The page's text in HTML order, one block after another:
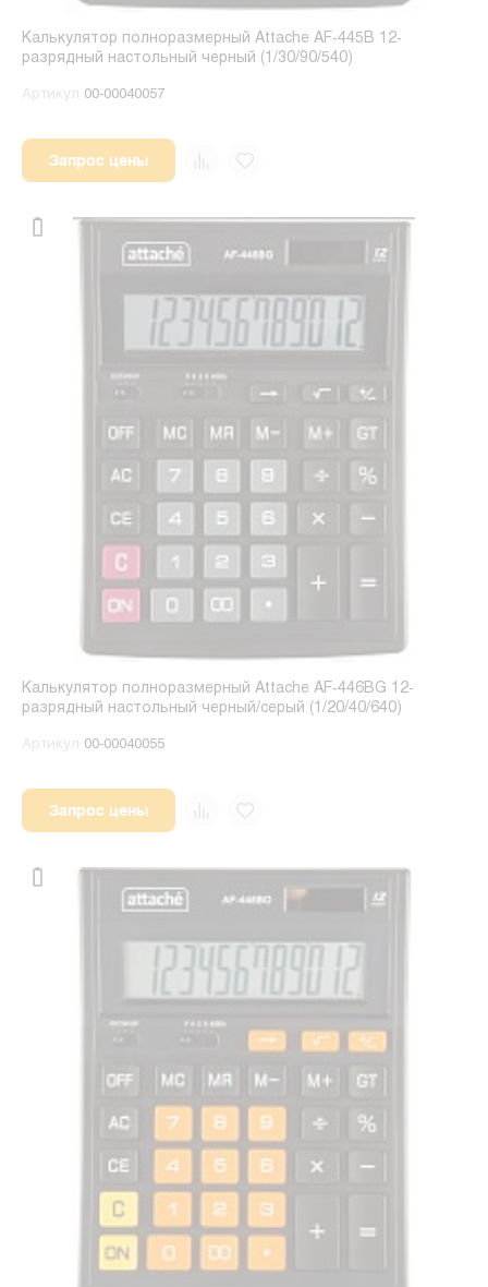
Калькулятор полноразмерный Attache AF-445B 12-
разрядный настольный черный (1/30/90/540)
Артикул 00-00040057
Запрос цены
Калькулятор полноразмерный Attache AF-446BG 12-
разрядный настольный черный/серый (1/20/40/640)
Артикул 00-00040055
Запрос цены